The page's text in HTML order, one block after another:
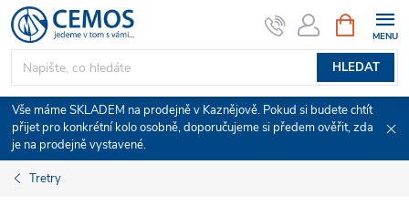
Přejít
na
obsah
HLEDAT
NÁKUPNÍ
KOŠÍK
Vše máme SKLADEM na prodejně v Kaznějově. Pokud si budete chtít
přijet pro konkrétní kolo osobně, doporučujeme si předem ověřit, zda
je na prodejně vystavené.
Tretry